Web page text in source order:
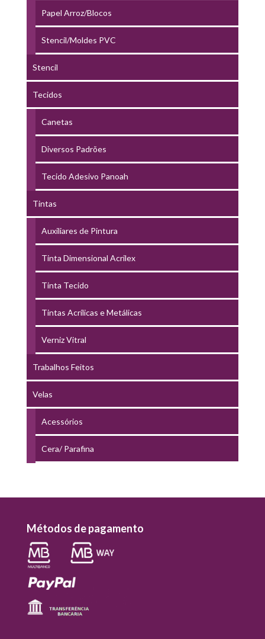
Papel Arroz/Blocos
Stencil/Moldes PVC
Stencil
Tecidos
Canetas
Diversos Padrões
Tecido Adesivo Panoah
Tintas
Auxiliares de Pintura
Tinta Dimensional Acrilex
Tinta Tecido
Tintas Acrílicas e Metálicas
Verniz Vitral
Trabalhos Feitos
Velas
Acessórios
Cera/ Parafina
Métodos de pagamento